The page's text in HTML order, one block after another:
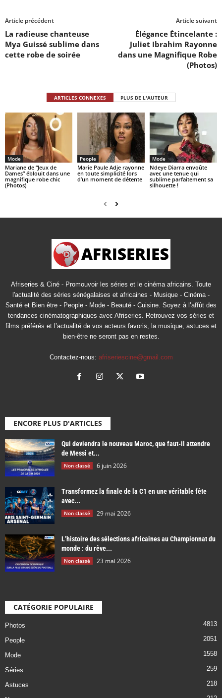
Article précédent
La radieuse chanteuse
Mya Guissé sublime dans
cette robe de soirée
Article suivant
Élégance Étincelante :
Juliet Ibrahim Rayonne
dans une Magnifique Robe
(Photos)
ARTICLES CONNEXES PLUS DE L'AUTEUR
Mode
Mariane de “Jeux de
Dames” éblouit dans une
magnifique robe chic
(Photos)
People
Marie Paule Adje rayonne
en toute simplicité lors
d’un moment de détente
Mode
Ndeye Diarra envoûte
avec une tenue qui
sublime parfaitement sa
silhouette !
Afriseries & Ciné - Promouvoir les séries et le cinéma africains. Toute
l'actualité des séries sénégalaises et africaines - Musique - Cinéma -
Santé et Bien être - People - Mode - Beauté - Cuisine. Soyez à l’affût des
tendances cinématographiques avec Afriseries. Retrouvez vos séries et
films préférés et l’actualité de vos acteurs favoris, la musique, astuces et
bien-être ne seront pas en restes.
Contactez-nous: afriseriescine@gmail.com
ENCORE PLUS D'ARTICLES
Qui deviendra le nouveau Maroc, que faut-il attendre
de Messi et...
Non classé 6 juin 2026
Transformez la finale de la C1 en une véritable fête
avec...
Non classé 29 mai 2026
L’histoire des sélections africaines au Championnat du
monde : du rêve...
Non classé 23 mai 2026
CATÉGORIE POPULAIRE
Photos 4813
People 2051
Mode 1558
Séries 259
Astuces 218